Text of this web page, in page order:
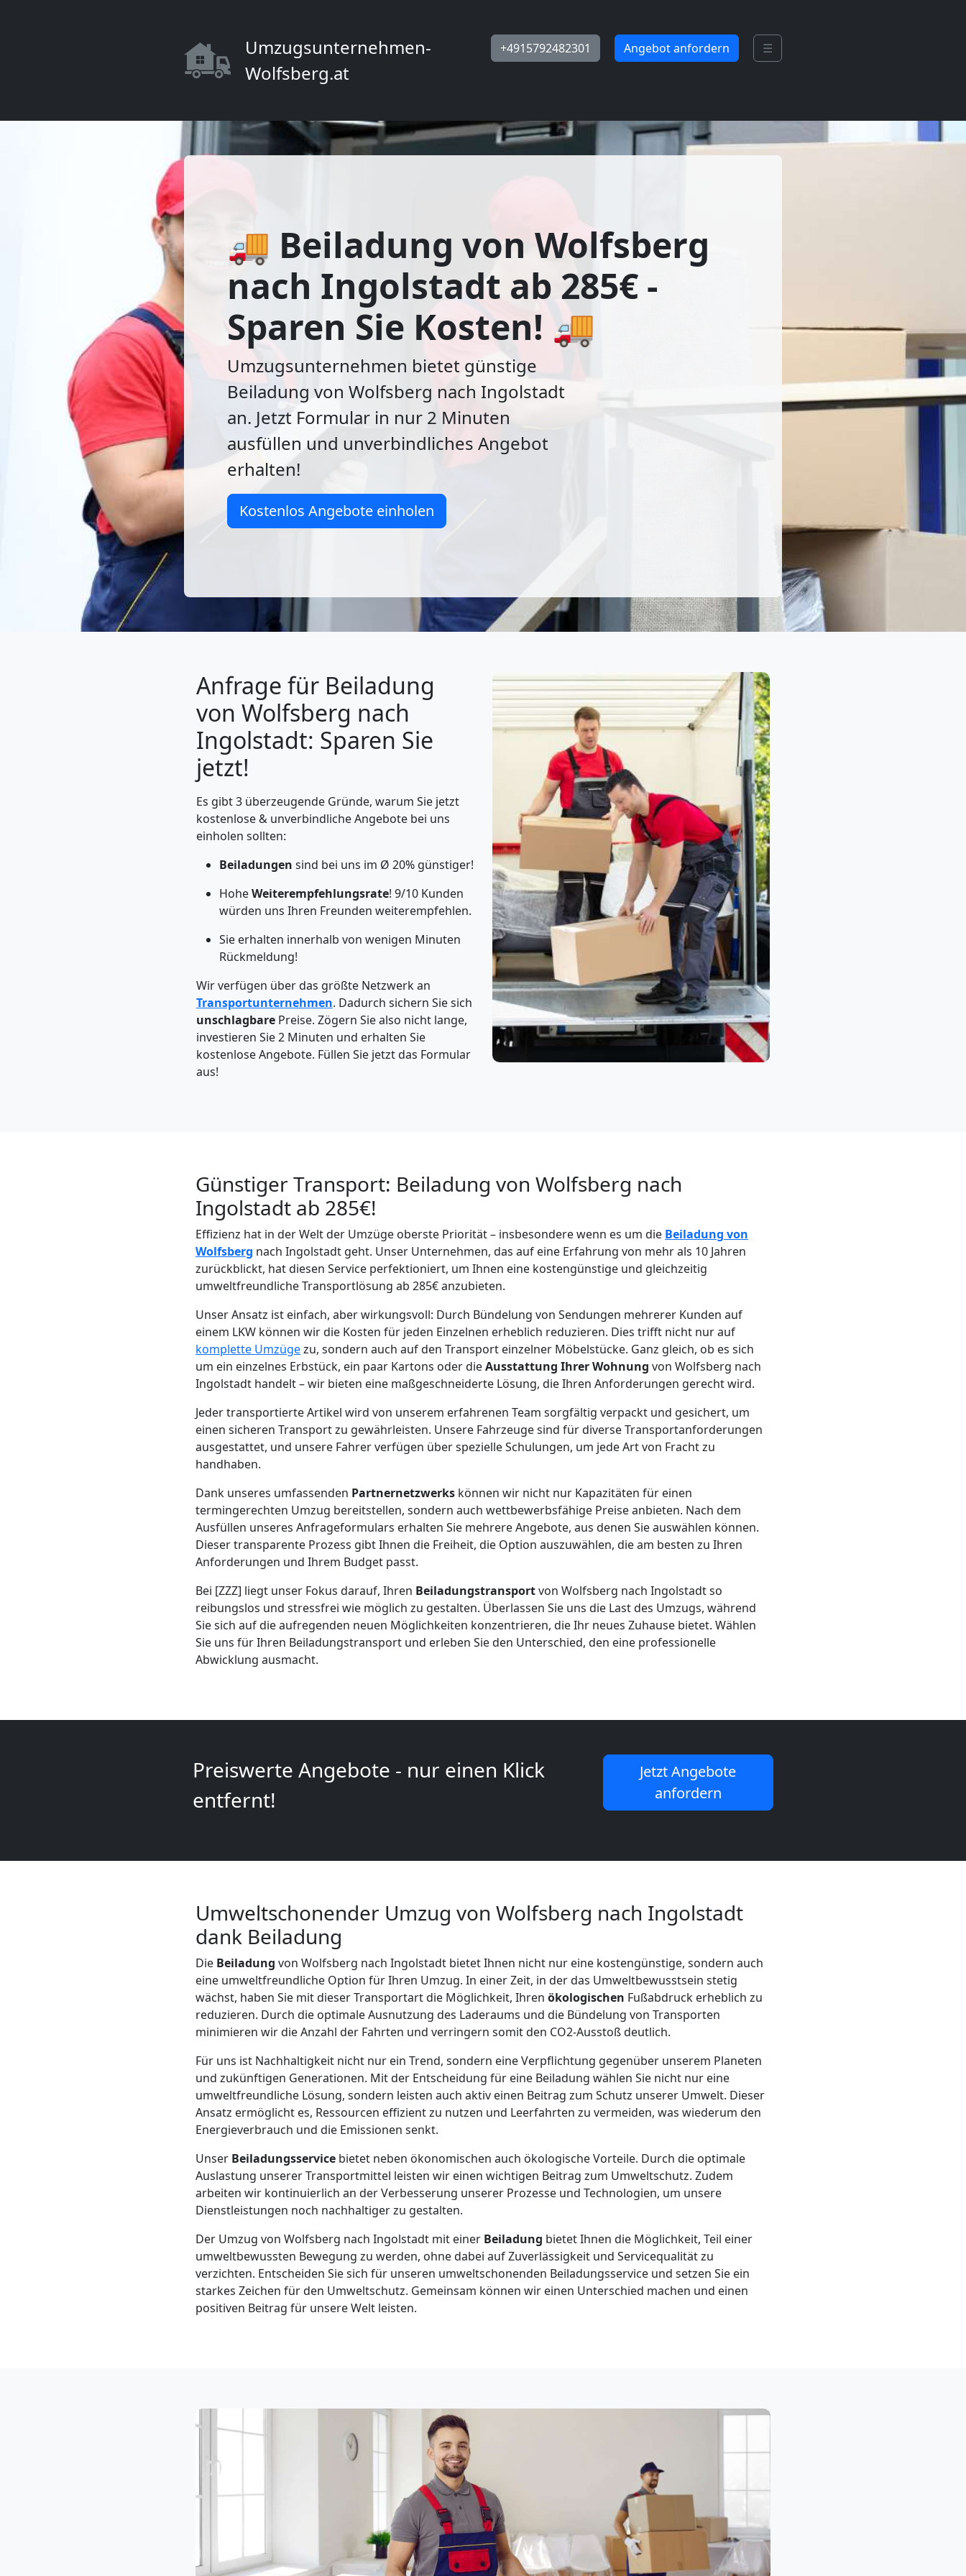
Umzugsunternehmen-
Wolfsberg.at
+4915792482301 Angebot anfordern ☰
🚚 Beiladung von Wolfsberg
nach Ingolstadt ab 285€ -
Sparen Sie Kosten! 🚚
Umzugsunternehmen bietet günstige
Beiladung von Wolfsberg nach Ingolstadt
an. Jetzt Formular in nur 2 Minuten
ausfüllen und unverbindliches Angebot
erhalten!
Kostenlos Angebote einholen
Anfrage für Beiladung
von Wolfsberg nach
Ingolstadt: Sparen Sie
jetzt!
Es gibt 3 überzeugende Gründe, warum Sie jetzt
kostenlose & unverbindliche Angebote bei uns
einholen sollten:
Beiladungen sind bei uns im Ø 20% günstiger!
HoheWeiterempfehlungsrate! 9/10 Kunden
würden uns Ihren Freunden weiterempfehlen.
Sie erhalten innerhalb von wenigen Minuten
Rückmeldung!
Wir verfügen über das größte Netzwerk an
Transportunternehmen. Dadurch sichern Sie sich
unschlagbare Preise. Zögern Sie also nicht lange,
investieren Sie 2 Minuten und erhalten Sie
kostenlose Angebote. Füllen Sie jetzt das Formular
aus!
Günstiger Transport: Beiladung von Wolfsberg nach
Ingolstadt ab 285€!
Effizienz hat in der Welt der Umzüge oberste Priorität – insbesondere wenn es um die Beiladung von
Wolfsberg nach Ingolstadt geht. Unser Unternehmen, das auf eine Erfahrung von mehr als 10 Jahren
zurückblickt, hat diesen Service perfektioniert, um Ihnen eine kostengünstige und gleichzeitig
umweltfreundliche Transportlösung ab 285€ anzubieten.
Unser Ansatz ist einfach, aber wirkungsvoll: Durch Bündelung von Sendungen mehrerer Kunden auf
einem LKW können wir die Kosten für jeden Einzelnen erheblich reduzieren. Dies trifft nicht nur auf
komplette Umzügezu, sondern auch auf den Transport einzelner Möbelstücke. Ganz gleich, ob es sich
um ein einzelnes Erbstück, ein paar Kartons oder dieAusstattung Ihrer Wohnung von Wolfsberg nach
Ingolstadt handelt – wir bieten eine maßgeschneiderte Lösung, die Ihren Anforderungen gerecht wird.
Jeder transportierte Artikel wird von unserem erfahrenen Team sorgfältig verpackt und gesichert, um
einen sicheren Transport zu gewährleisten. Unsere Fahrzeuge sind für diverse Transportanforderungen
ausgestattet, und unsere Fahrer verfügen über spezielle Schulungen, um jede Art von Fracht zu
handhaben.
Dank unseres umfassenden Partnernetzwerks können wir nicht nur Kapazitäten für einen
termingerechten Umzug bereitstellen, sondern auch wettbewerbsfähige Preise anbieten. Nach dem
Ausfüllen unseres Anfrageformulars erhalten Sie mehrere Angebote, aus denen Sie auswählen können.
Dieser transparente Prozess gibt Ihnen die Freiheit, die Option auszuwählen, die am besten zu Ihren
Anforderungen und Ihrem Budget passt.
Bei [ZZZ] liegt unser Fokus darauf, Ihren Beiladungstransportvon Wolfsberg nach Ingolstadt so
reibungslos und stressfrei wie möglich zu gestalten. Überlassen Sie uns die Last des Umzugs, während
Sie sich auf die aufregenden neuen Möglichkeiten konzentrieren, die Ihr neues Zuhause bietet. Wählen
Sie uns für Ihren Beiladungstransport und erleben Sie den Unterschied, den eine professionelle
Abwicklung ausmacht.
Preiswerte Angebote - nur einen Klick
entfernt!
Jetzt Angebote
anfordern
Umweltschonender Umzug von Wolfsberg nach Ingolstadt
dank Beiladung
Die Beiladung von Wolfsberg nach Ingolstadt bietet Ihnen nicht nur eine kostengünstige, sondern auch
eine umweltfreundliche Option für Ihren Umzug. In einer Zeit, in der das Umweltbewusstsein stetig
wächst, haben Sie mit dieser Transportart die Möglichkeit, Ihren ökologischen Fußabdruck erheblich zu
reduzieren. Durch die optimale Ausnutzung des Laderaums und die Bündelung von Transporten
minimieren wir die Anzahl der Fahrten und verringern somit den CO2-Ausstoß deutlich.
Für uns ist Nachhaltigkeit nicht nur ein Trend, sondern eine Verpflichtung gegenüber unserem Planeten
und zukünftigen Generationen. Mit der Entscheidung für eine Beiladung wählen Sie nicht nur eine
umweltfreundliche Lösung, sondern leisten auch aktiv einen Beitrag zum Schutz unserer Umwelt. Dieser
Ansatz ermöglicht es, Ressourcen effizient zu nutzen und Leerfahrten zu vermeiden, was wiederum den
Energieverbrauch und die Emissionen senkt.
Unser Beiladungsservice bietet neben ökonomischen auch ökologische Vorteile. Durch die optimale
Auslastung unserer Transportmittel leisten wir einen wichtigen Beitrag zum Umweltschutz. Zudem
arbeiten wir kontinuierlich an der Verbesserung unserer Prozesse und Technologien, um unsere
Dienstleistungen noch nachhaltiger zu gestalten.
Der Umzug von Wolfsberg nach Ingolstadt mit einer Beiladung bietet Ihnen die Möglichkeit, Teil einer
umweltbewussten Bewegung zu werden, ohne dabei auf Zuverlässigkeit und Servicequalität zu
verzichten. Entscheiden Sie sich für unseren umweltschonenden Beiladungsservice und setzen Sie ein
starkes Zeichen für den Umweltschutz. Gemeinsam können wir einen Unterschied machen und einen
positiven Beitrag für unsere Welt leisten.
Klaviertransport